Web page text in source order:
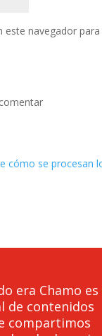
navegador
cómo se procesan
era Chamo es
de contenidos
compartimos